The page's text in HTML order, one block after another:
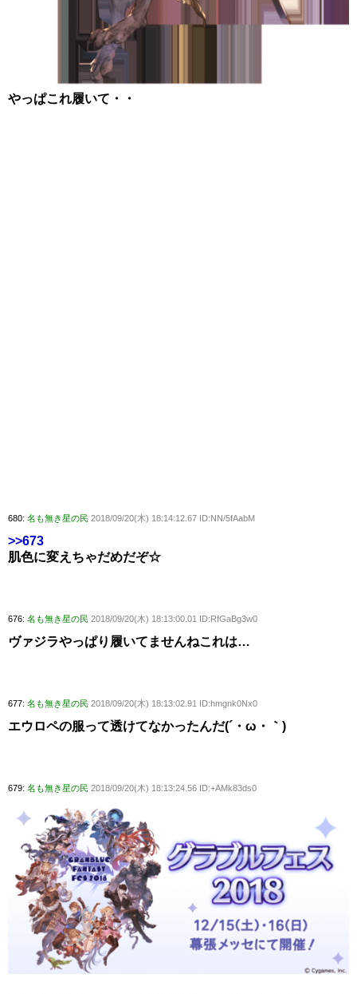
やっぱこれ履いて・・
680: 名も無き星の民 2018/09/20(木) 18:14:12.67 ID:NN/5fAabM
>>673
肌色に変えちゃだめだぞ☆
676: 名も無き星の民 2018/09/20(木) 18:13:00.01 ID:RfGaBg3w0
ヴァジラやっぱり履いてませんねこれは…
677: 名も無き星の民 2018/09/20(木) 18:13:02.91 ID:hmgnk0Nx0
エウロペの服って透けてなかったんだ(´・ω・｀)
679: 名も無き星の民 2018/09/20(木) 18:13:24.56 ID:+AMk83ds0